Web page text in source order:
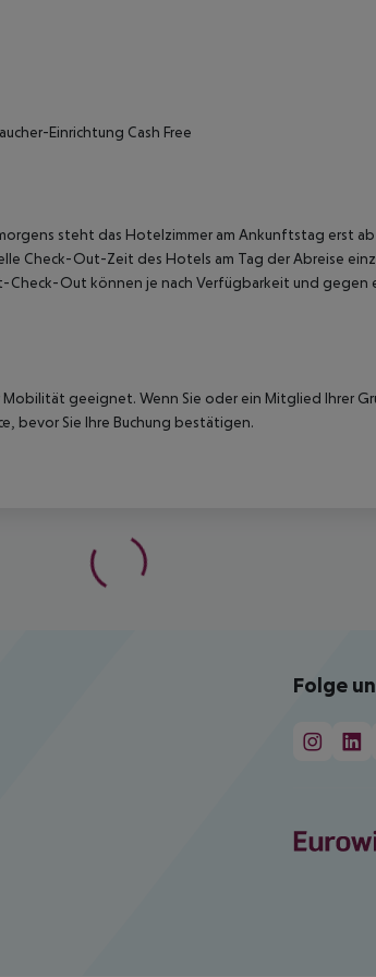
Einrichtung Cash Free
steht das Hotelzimmer am Ankunftstag erst
Check-Out-Zeit des Hotels am Tag der Abreise
Check-Out können je nach Verfügbarkeit und gegen
geeignet. Wenn Sie oder ein Mitglied Ihrer
bevor Sie Ihre Buchung bestätigen.
Folge